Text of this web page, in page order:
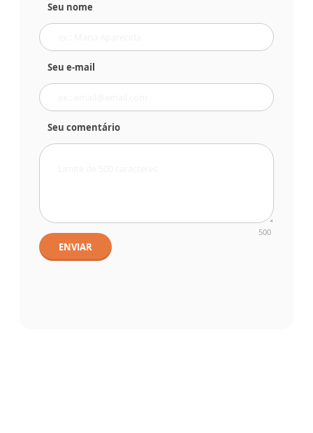
Seu nome
Seu e-mail
Seu comentário
500
ENVIAR